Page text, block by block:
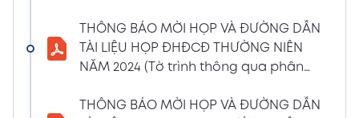
THÔNG BÁO MỜI HỌP VÀ ĐƯỜNG DẪN TÀI
LIỆU HỌP ĐHĐCĐ THƯỜNG NIÊN NĂM 2024
(Dự thảo biên bản họp ĐHĐCĐ)
6:07 PM
THÔNG BÁO MỜI HỌP VÀ ĐƯỜNG DẪN
TÀI LIỆU HỌP ĐHĐCĐ THƯỜNG NIÊN
NĂM 2024 (Tờ trình thông qua phân
BKS)
THÔNG BÁO MỜI HỌP VÀ ĐƯỜNG DẪN